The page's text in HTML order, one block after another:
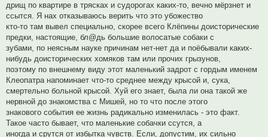
дрищ по квартире в трясках и судорогах каких-то, вечно мёрзнет и
ссытся. Я нах отказываюсь верить что это убожество
кто-то там вывел специально, скорее всего Клёпины доисторические
предки, настоящие, бл@дь большие волосатые собаки с
зубами, по неясным науке причинам нет-нет да и поёбывали каких-
нибудь доисторических хомяков там или прочих грызунов,
поэтому по внешнему виду этот маленький задрот с гордым именем
Клеопатра напоминает что-то среднее между крысой и, сука,
смертельно больной крысой. Хуй его знает, была ли она такой же
нервной до знакомства с Мишей, но то что после этого
знакового события ее жизнь радикально изменилась - это факт.
Такое часто бывает, что маленькие собачки ссутся, а
иногда и срутся от избытка чувств. Если, допустим, их сильно